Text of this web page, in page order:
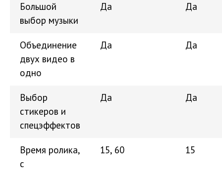
Большой
выбор музыки
Да Да
Объединение
двух видео в
одно
Да Да
Выбор
стикеров и
спецэффектов
Да Да
Время ролика,
с
15, 60 15